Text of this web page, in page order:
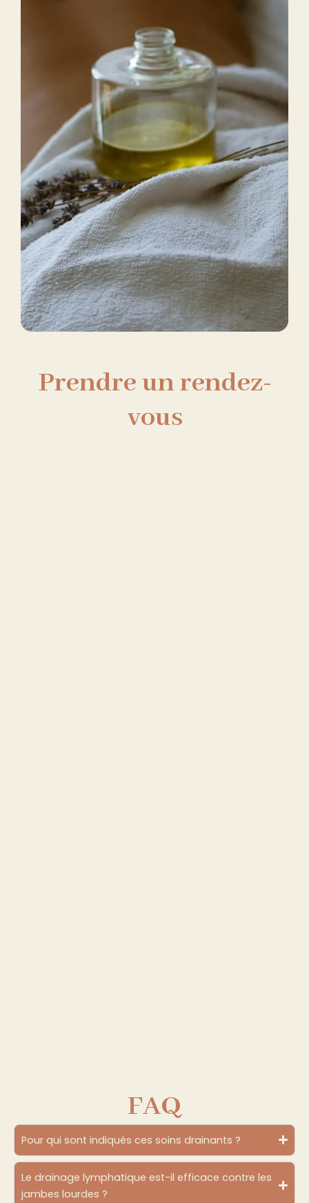
Prendre un rendez-
vous
FAQ
Pour qui sont indiqués ces soins drainants ?
Le drainage lymphatique est-il efficace contre les
jambes lourdes ?